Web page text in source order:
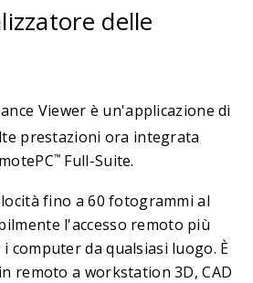
delle
Viewer è un'applicazione di
prestazioni ora integrata
™ Full-Suite.
fino a 60 fotogrammi al
l'accesso remoto più
computer da qualsiasi luogo. È
remoto a workstation 3D, CAD